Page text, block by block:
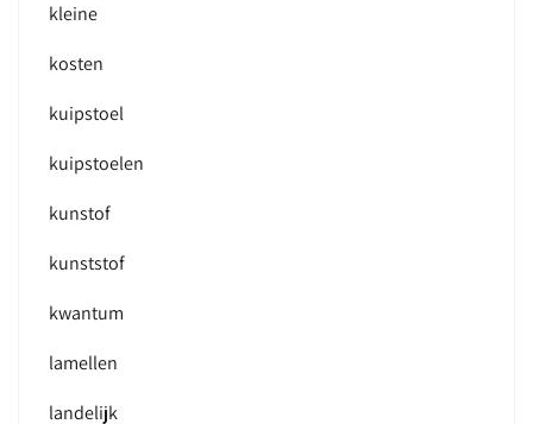
kleine
kosten
kuipstoel
kuipstoelen
kunstof
kunststof
kwantum
lamellen
landelijk